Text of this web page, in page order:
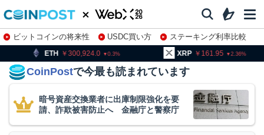
ビットコインの将来性 USDC買い方
ステーキング利率比較
株特集・関連銘柄
300,924.0 0.3 XRP 2.36 BNB
CoinPostで今最も読まれています
暗号資産交換業者に出庫制限強化を要
請、詐欺被害防止へ 金融庁と警察庁